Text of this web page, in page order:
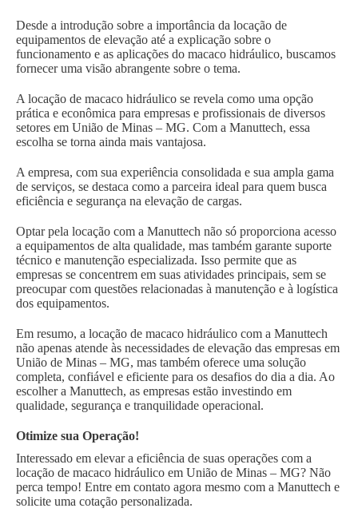
Desde a introdução sobre a importância da locação de
equipamentos de elevação até a explicação sobre o
funcionamento e as aplicações do macaco hidráulico, buscamos
fornecer uma visão abrangente sobre o tema.
A locação de macaco hidráulico se revela como uma opção
prática e econômica para empresas e profissionais de diversos
setores em União de Minas – MG. Com a Manuttech, essa
escolha se torna ainda mais vantajosa.
A empresa, com sua experiência consolidada e sua ampla gama
de serviços, se destaca como a parceira ideal para quem busca
eficiência e segurança na elevação de cargas.
Optar pela locação com a Manuttech não só proporciona acesso
a equipamentos de alta qualidade, mas também garante suporte
técnico e manutenção especializada. Isso permite que as
empresas se concentrem em suas atividades principais, sem se
preocupar com questões relacionadas à manutenção e à logística
dos equipamentos.
Em resumo, a locação de macaco hidráulico com a Manuttech
não apenas atende às necessidades de elevação das empresas em
União de Minas – MG, mas também oferece uma solução
completa, confiável e eficiente para os desafios do dia a dia. Ao
escolher a Manuttech, as empresas estão investindo em
qualidade, segurança e tranquilidade operacional.
Otimize sua Operação!
Interessado em elevar a eficiência de suas operações com a
locação de macaco hidráulico em União de Minas – MG? Não
perca tempo! Entre em contato agora mesmo com a Manuttech e
solicite uma cotação personalizada.